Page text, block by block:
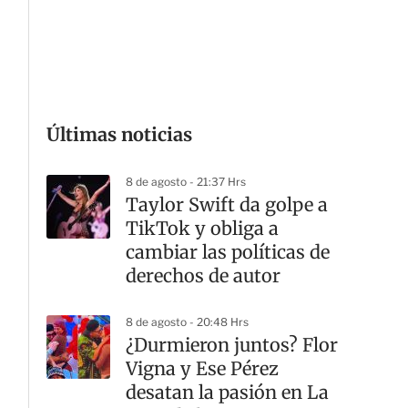
Últimas noticias
8 de agosto - 21:37 Hrs
Taylor Swift da golpe a
TikTok y obliga a
cambiar las políticas de
derechos de autor
8 de agosto - 20:48 Hrs
¿Durmieron juntos? Flor
Vigna y Ese Pérez
desatan la pasión en La